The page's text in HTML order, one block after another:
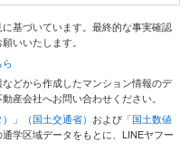
基づいています。最終的な事実確認
いいたします。
ら
どから作成したマンション情報のデ
産会社へお問い合わせください。
」（国土交通省） および 「国土数値
通学区域データをもとに、LINEヤフー